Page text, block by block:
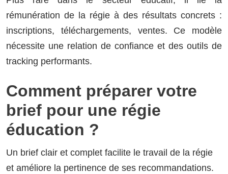
rémunération de la régie à des résultats concrets :
inscriptions, téléchargements, ventes. Ce modèle
nécessite une relation de confiance et des outils de
tracking performants.
Comment préparer votre
brief pour une régie
éducation ?
Un brief clair et complet facilite le travail de la régie
et améliore la pertinence de ses recommandations.